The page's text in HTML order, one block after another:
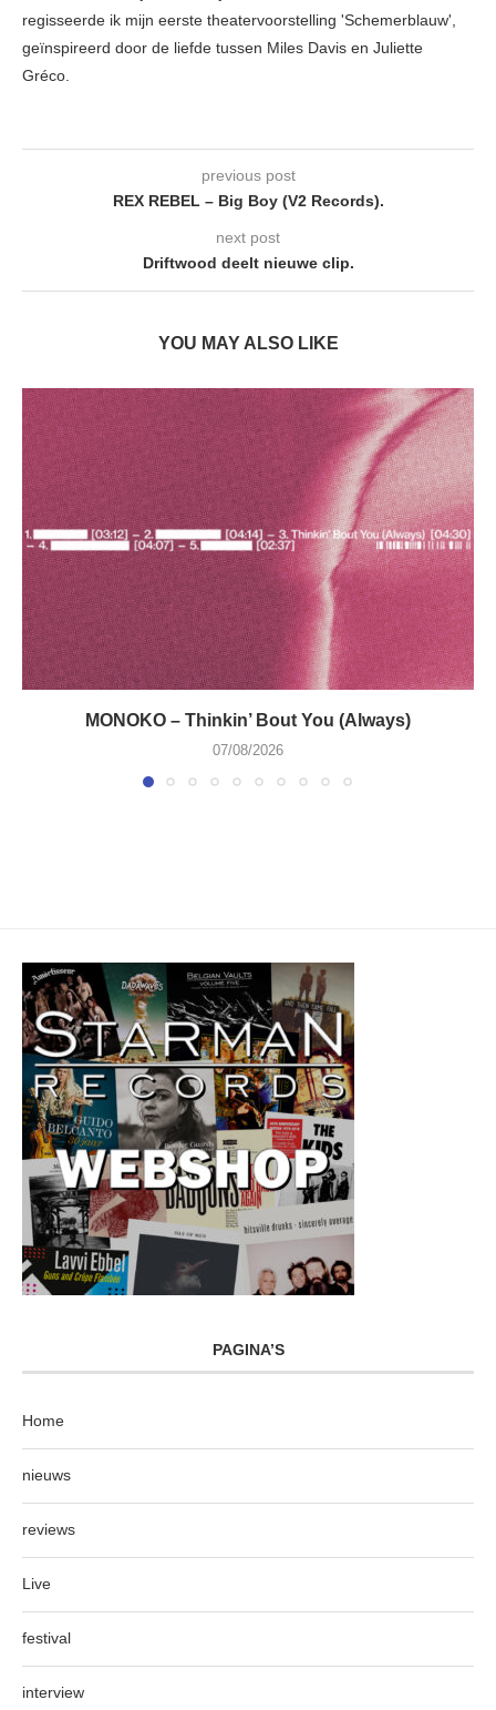
regisseerde ik mijn eerste theatervoorstelling 'Schemerblauw',
geïnspireerd door de liefde tussen Miles Davis en Juliette
Gréco.
previous post
REX REBEL – Big Boy (V2 Records).
next post
Driftwood deelt nieuwe clip.
YOU MAY ALSO LIKE
MONOKO – Thinkin’ Bout You (Always)
07/08/2026
PAGINA’S
Home
nieuws
reviews
Live
festival
interview